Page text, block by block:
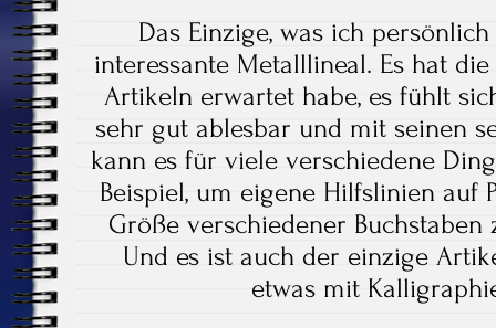
Das Einzige, was ich
interessante Metalllineal. Es hat
Artikeln erwartet habe, es fühlt
sehr gut ablesbar und mit seinen
kann es für viele verschiedene
Beispiel, um eigene Hilfslinien auf
Größe verschiedener Buchstaben
Und es ist auch der einzige
etwas mit